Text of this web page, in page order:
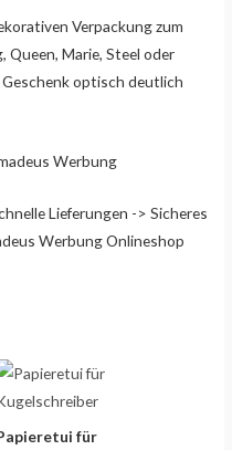
Verpackung zum
Queen, Marie, Steel oder
Geschenk optisch deutlich
Werbung
Lieferungen -> Sicheres
Werbung Onlineshop
für
Preisspanne:
€0,28
bis